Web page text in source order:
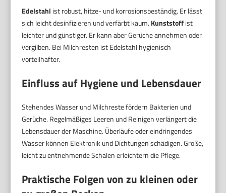
Edelstahl ist robust, hitze- und korrosionsbeständig. Er lässt
sich leicht desinfizieren und verfärbt kaum. Kunststoffist
leichter und günstiger. Er kann aber Gerüche annehmen oder
vergilben. Bei Milchresten ist Edelstahl hygienisch
vorteilhafter.
Einfluss auf Hygiene und Lebensdauer
Stehendes Wasser und Milchreste fördern Bakterien und
Gerüche. Regelmäßiges Leeren und Reinigen verlängert die
Lebensdauer der Maschine. Überläufe oder eindringendes
Wasser können Elektronik und Dichtungen schädigen. Große,
leicht zu entnehmende Schalen erleichtern die Pflege.
Praktische Folgen von zu kleinen oder